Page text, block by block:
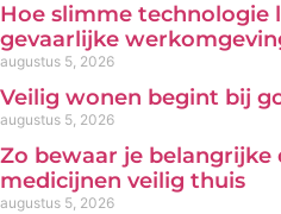
Hoe slimme technologie
gevaarlijke
augustus 5, 2026
Veilig wonen begint bij
augustus 5, 2026
Zo bewaar je belangrijke
medicijnen veilig thuis
augustus 5, 2026